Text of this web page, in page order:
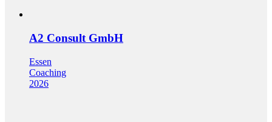
A2 Consult GmbH
Essen
Coaching
2026